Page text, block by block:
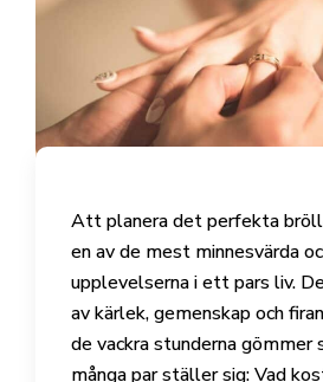
Att planera det perfekta
en av de mest minnesvärda
upplevelserna i ett pars liv.
av kärlek, gemenskap och
de vackra stunderna gömmer
många par ställer sig: Vad